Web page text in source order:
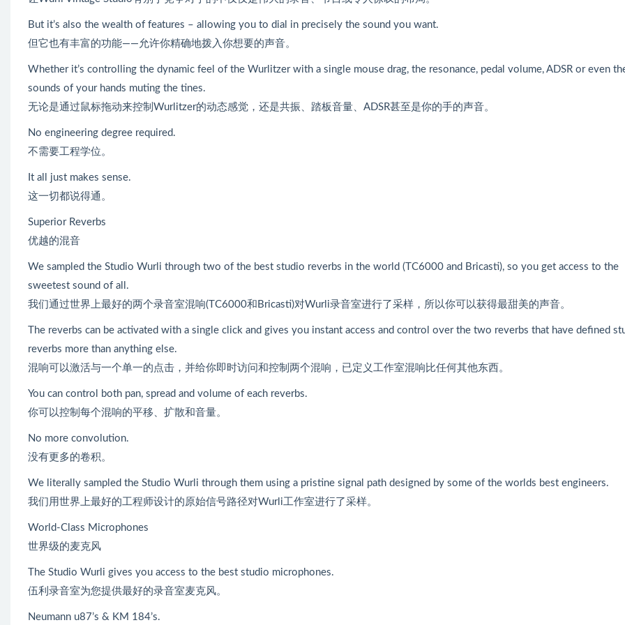
But it’s also the wealth of features – allowing you to dial in precisely the sound you want.
但它也有丰富的功能——允许你精确地拨入你想要的声音。
Whether it’s controlling the dynamic feel of the Wurlitzer with a single mouse drag, the resonance, pedal volume, ADSR or even
sounds of your hands muting the tines.
无论是通过鼠标拖动来控制Wurlitzer的动态感觉，还是共振、踏板音量、ADSR甚至是你的手的声音。
No engineering degree required.
不需要工程学位。
It all just makes sense.
这一切都说得通。
Superior Reverbs
优越的混音
We sampled the Studio Wurli through two of the best studio reverbs in the world (TC6000 and Bricasti), so you get access to the
sweetest sound of all.
我们通过世界上最好的两个录音室混响(TC6000和Bricasti)对Wurli录音室进行了采样，所以你可以获得最甜美的声音。
The reverbs can be activated with a single click and gives you instant access and control over the two reverbs that have defined
reverbs more than anything else.
混响可以激活与一个单一的点击，并给你即时访问和控制两个混响，已定义工作室混响比任何其他东西。
You can control both pan, spread and volume of each reverbs.
你可以控制每个混响的平移、扩散和音量。
No more convolution.
没有更多的卷积。
We literally sampled the Studio Wurli through them using a pristine signal path designed by some of the worlds best engineers.
我们用世界上最好的工程师设计的原始信号路径对Wurli工作室进行了采样。
World-Class Microphones
世界级的麦克风
The Studio Wurli gives you access to the best studio microphones.
伍利录音室为您提供最好的录音室麦克风。
Neumann u87’s & KM 184’s.